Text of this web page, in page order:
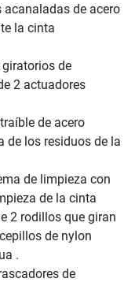
de acero
la cinta
de
2 actuadores
de acero
de los residuos de la
de limpieza con
de la cinta
2 rodillos que giran
de nylon
.
de